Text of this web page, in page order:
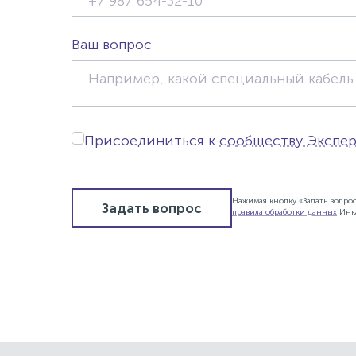
Ваш вопрос
Присоединиться к сообществу
Задать вопрос
Нажимая кнопку «Задать
правила обработки данных